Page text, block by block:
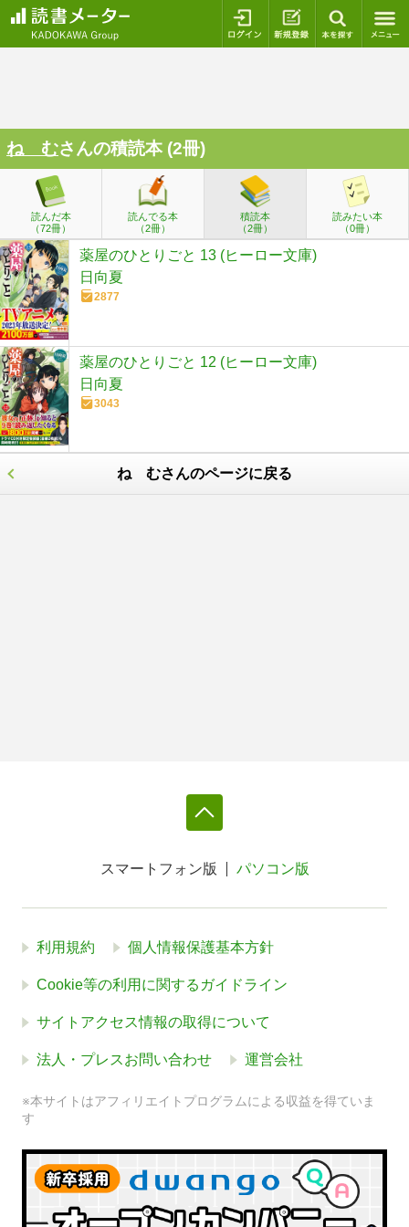
ログイン 新規登録
ね むさんの積読本 (2冊)
読んだ本
（72冊）
読んでる本
（2冊）
積読本
（2冊）
読みたい本
（0冊）
薬屋のひとりごと 13 (ヒーロー文庫)
日向夏
2877
薬屋のひとりごと 12 (ヒーロー文庫)
日向夏
3043
ね むさんのページに戻る
スマートフォン版 パソコン版
利用規約 個人情報保護基本方針
Cookie等の利用に関するガイドライン
サイトアクセス情報の取得について
法人・プレスお問い合わせ 運営会社
※本サイトはアフィリエイトプログラムによる収益を得ていま
す